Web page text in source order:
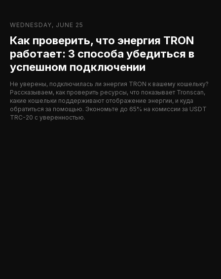
WEDNESDAY, JUNE 25
Как проверить, что энергия TRON
работает: 3 способа убедиться в
успешном подключении
Не уверены, подключилась ли энергия TRON к вашему кошельку?
Рассказываем, как проверить ресурсы, что показывает Tronscan,
какие кошельки поддерживают отображение энергии, и куда
обратиться за помощью. Экономьте до 65% на комиссии за USDT
TRC-20 с уверенностью.